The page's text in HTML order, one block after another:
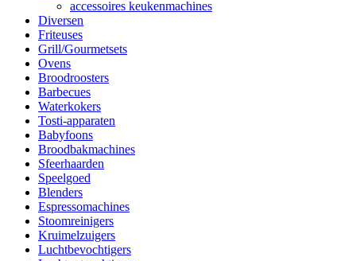
accessoires keukenmachines
Diversen
Friteuses
Grill/Gourmetsets
Ovens
Broodroosters
Barbecues
Waterkokers
Tosti-apparaten
Babyfoons
Broodbakmachines
Sfeerhaarden
Speelgoed
Blenders
Espressomachines
Stoomreinigers
Kruimelzuigers
Luchtbevochtigers